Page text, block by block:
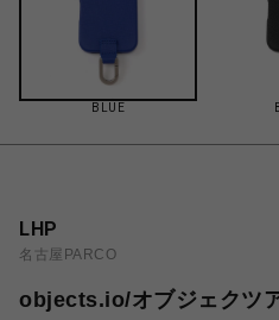
BLUE
LHP
名古屋PARCO
objects.io/オブジェクツ